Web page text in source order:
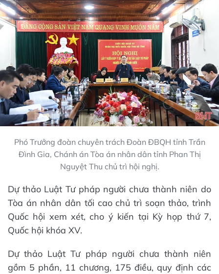
Phó Trưởng đoàn chuyên trách Đoàn ĐBQH tỉnh Trần
Đình Gia, Chánh án Tòa án nhân dân tỉnh Phan Thị
Nguyệt Thu chủ trì hội nghị.
Dự thảo Luật Tư pháp người chưa thành niên do
Tòa án nhân dân tối cao chủ trì soạn thảo, trình
Quốc hội xem xét, cho ý kiến tại Kỳ họp thứ 7,
Quốc hội khóa XV.
Dự thảo Luật Tư pháp người chưa thành niên
gồm 5 phần, 11 chương, 175 điều, quy định các